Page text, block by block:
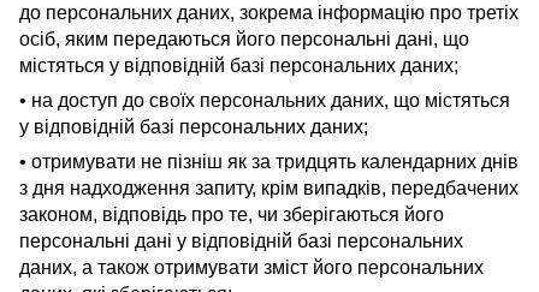
до персональних даних, зокрема інформацію про третіх
осіб, яким передаються його персональні дані, що
містяться у відповідній базі персональних даних;
• на доступ до своїх персональних даних, що містяться
у відповідній базі персональних даних;
• отримувати не пізніш як за тридцять календарних днів
з дня надходження запиту, крім випадків, передбачених
законом, відповідь про те, чи зберігаються його
персональні дані у відповідній базі персональних
даних, а також отримувати зміст його персональних